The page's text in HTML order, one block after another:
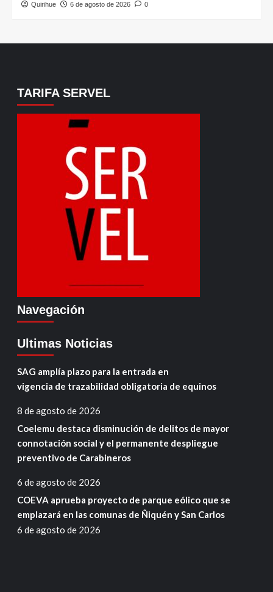
Quirihue 6 de agosto de 2026 0
TARIFA SERVEL
Navegación
Ultimas Noticias
SAG amplía plazo para la entrada en
vigencia de trazabilidad obligatoria de equinos
8 de agosto de 2026
Coelemu destaca disminución de delitos de mayor
connotación social y el permanente despliegue
preventivo de Carabineros
6 de agosto de 2026
COEVA aprueba proyecto de parque eólico que se
emplazará en las comunas de Ñiquén y San Carlos
6 de agosto de 2026